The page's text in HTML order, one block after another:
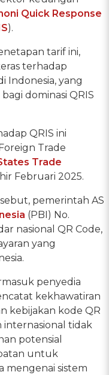
Quick Response
).
tarif ini,
terhadap
Indonesia, yang
dominasi QRIS
QRIS ini
Trade
Trade
Februari 2025.
pemerintah AS
(PBI) No.
nasional QR Code,
yang
penyedia
kekhawatiran
kebijakan kode QR
internasional tidak
potensial
untuk
mengenai sistem